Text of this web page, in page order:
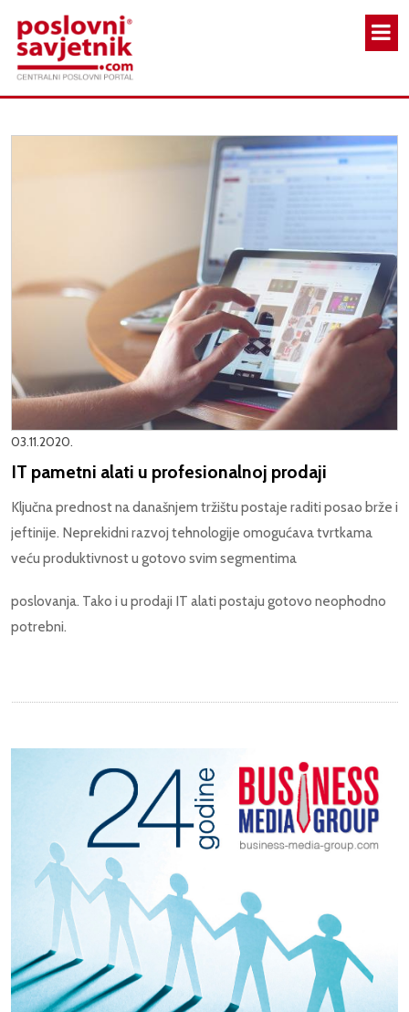
03.11.2020.
IT pametni alati u profesionalnoj prodaji
Ključna prednost na današnjem tržištu postaje raditi posao brže i
jeftinije. Neprekidni razvoj tehnologije omogućava tvrtkama
veću produktivnost u gotovo svim segmentima
poslovanja. Tako i u prodaji IT alati postaju gotovo neophodno
potrebni.